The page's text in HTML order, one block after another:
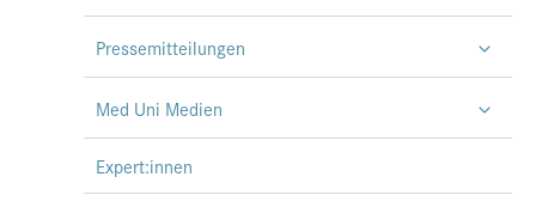
Pressemitteilungen
Med Uni Medien
Expert:innen